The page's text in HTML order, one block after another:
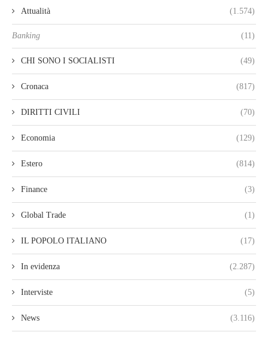
Attualità (1.574)
Banking (11)
CHI SONO I SOCIALISTI (49)
Cronaca (817)
DIRITTI CIVILI (70)
Economia (129)
Estero (814)
Finance (3)
Global Trade (1)
IL POPOLO ITALIANO (17)
In evidenza (2.287)
Interviste (5)
News (3.116)